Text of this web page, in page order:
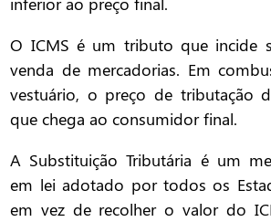
O ICMS é um tributo que incide
venda de mercadorias. Em
vestuário, o preço de tributação
que chega ao consumidor final.
A Substituição Tributária é um
em lei adotado por todos os
em vez de recolher o valor do